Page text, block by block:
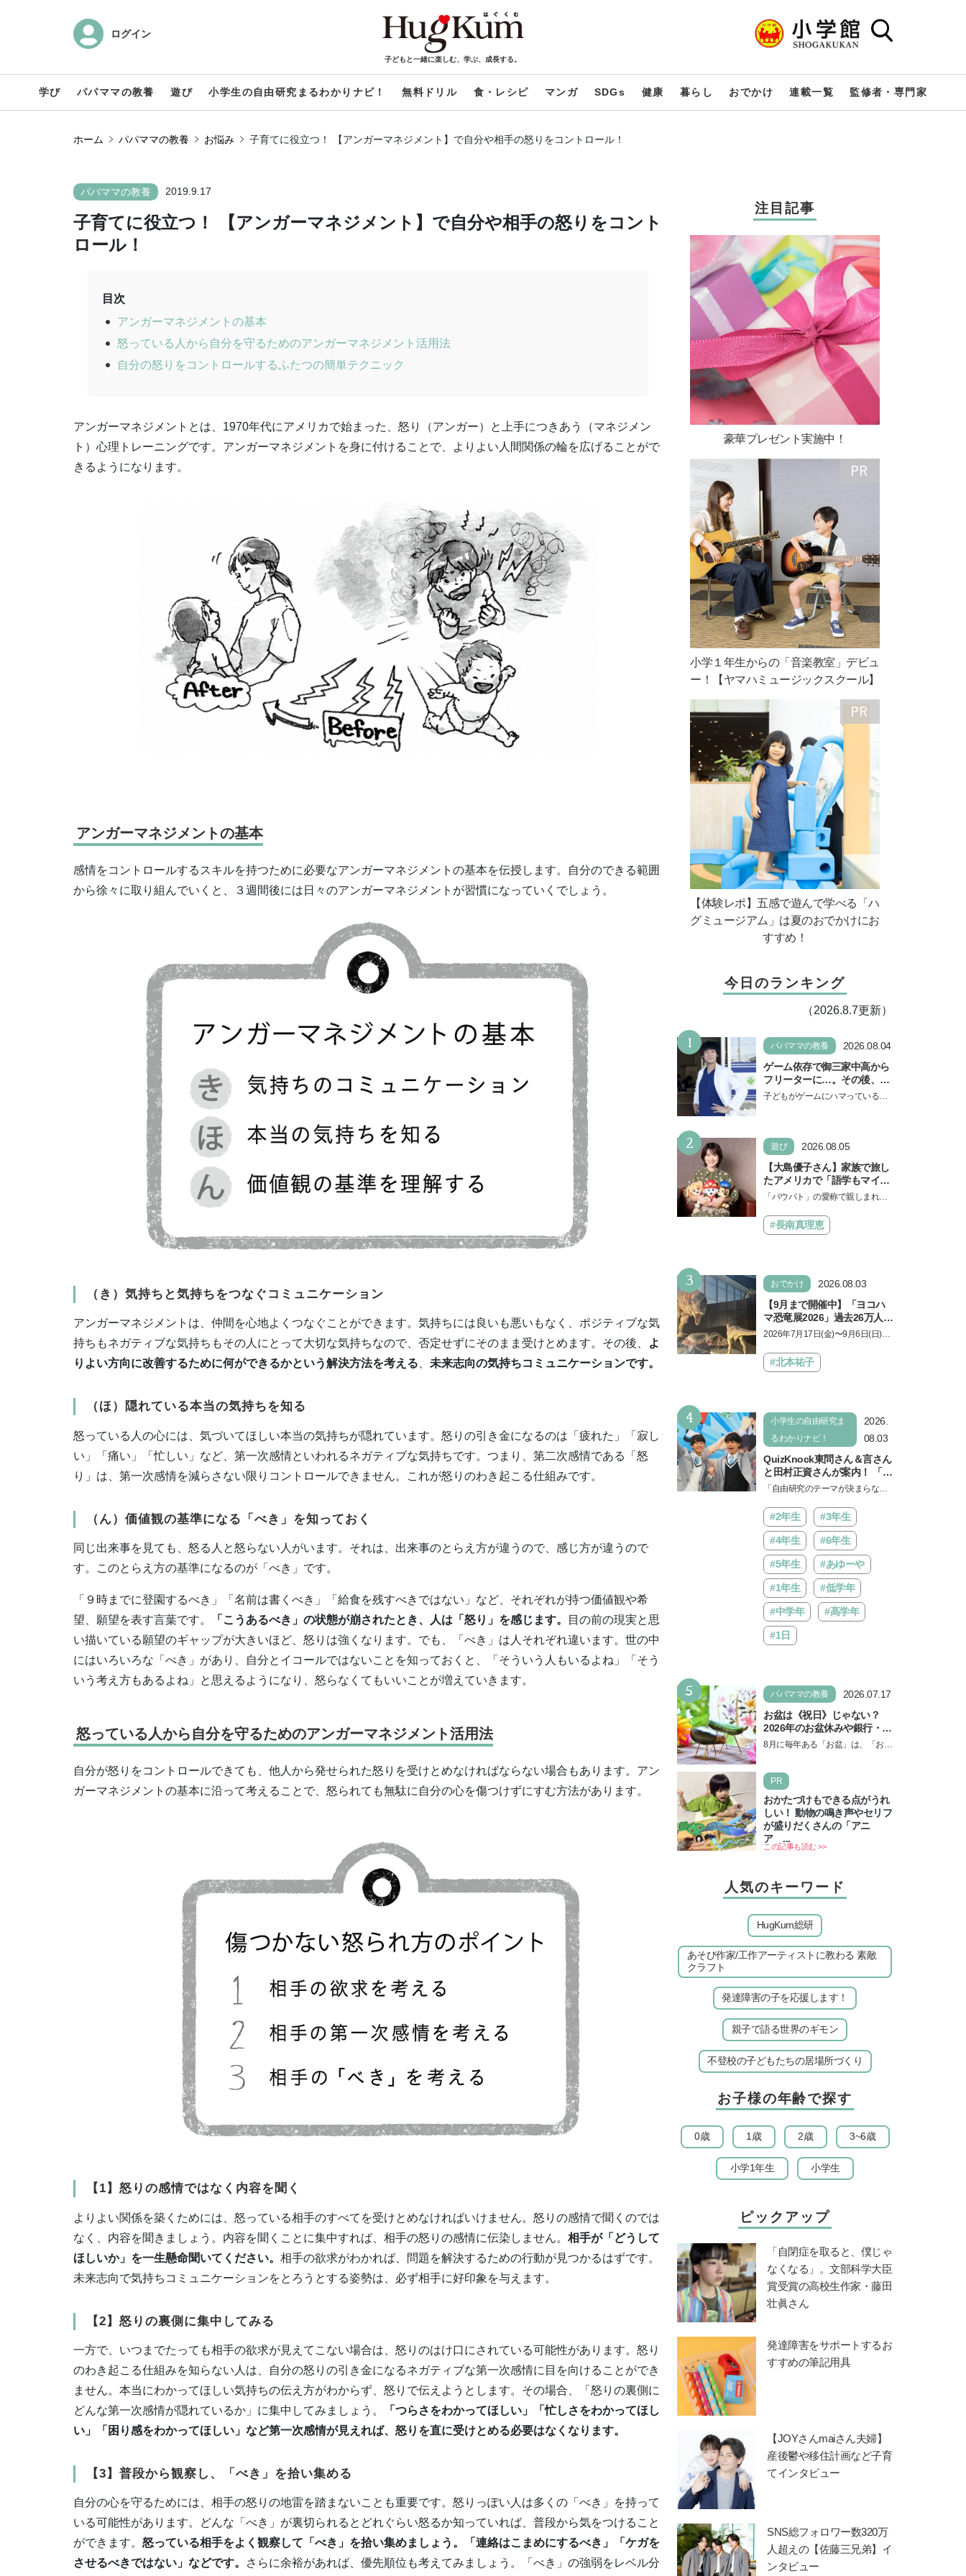
ログイン
子どもと一緒に楽しむ、学ぶ、成長する。
学び パパママの教養 遊び 小学生の自由研究まるわかりナビ！ 無料ドリル 食・レシピ マンガ SDGs 健康 暮らし おでかけ 連載一覧 監修者・専門家
ホーム パパママの教養 お悩み 子育てに役立つ！ 【アンガーマネジメント】で自分や相手の怒りをコントロール！
パパママの教養 2019.9.17
子育てに役立つ！ 【アンガーマネジメント】で自分や相手の怒りをコント
ロール！
目次
アンガーマネジメントの基本
怒っている人から自分を守るためのアンガーマネジメント活用法
自分の怒りをコントロールするふたつの簡単テクニック
アンガーマネジメントとは、1970年代にアメリカで始まった、怒り（アンガー）と上手につきあう（マネジメン
ト）心理トレーニングです。アンガーマネジメントを身に付けることで、よりよい人間関係の輪を広げることがで
きるようになります。
アンガーマネジメントの基本
感情をコントロールするスキルを持つために必要なアンガーマネジメントの基本を伝授します。自分のできる範囲
から徐々に取り組んでいくと、３週間後には日々のアンガーマネジメントが習慣になっていくでしょう。
（き）気持ちと気持ちをつなぐコミュニケーション
アンガーマネジメントは、仲間を心地よくつなぐことができます。気持ちには良いも悪いもなく、ポジティブな気
持ちもネガティブな気持ちもその人にとって大切な気持ちなので、否定せずにそのまま受けとめます。その後、
よ
りよい方向に改善するために何ができるかという解決方法を考える
未来志向の気持ちコミュニケーションです。
（ほ）隠れている本当の気持ちを知る
怒っている人の心には、気づいてほしい本当の気持ちが隠れています。怒りの引き金になるのは「疲れた」「寂し
い」「痛い」「忙しい」など、第一次感情といわれるネガティブな気持ちです。つまり、第二次感情である「怒
り」は、第一次感情を減らさない限りコントロールできません。これが怒りのわき起こる仕組みです。
（ん）価値観の基準になる「べき」を知っておく
同じ出来事を見ても、怒る人と怒らない人がいます。それは、出来事のとらえ方が違うので、感じ方が違うので
す。このとらえ方の基準になるのが「べき」です。
「９時までに登園するべき」「名前は書くべき」「給食を残すべきではない」など、それぞれが持つ価値観や希
望、願望を表す言葉です。
「こうあるべき」の状態が崩されたとき、人は「怒り」を感じます。
目の前の現実と思
い描いている願望のギャップが大きいほど、怒りは強くなります。でも、「べき」は人それぞれ違います。世の中
にはいろいろな「べき」があり、自分とイコールではないことを知っておくと、「そういう人もいるよね」「そう
いう考え方もあるよね」と思えるようになり、怒らなくてもいいことが増えていきます。
怒っている人から自分を守るためのアンガーマネジメント活用法
自分が怒りをコントロールできても、他人から発せられた怒りを受けとめなければならない場合もあります。アン
ガーマネジメントの基本に沿って考えることで、怒られても無駄に自分の心を傷つけずにすむ方法があります。
【1】怒りの感情ではなく内容を聞く
よりよい関係を築くためには、怒っている相手のすべてを受けとめなければいけません。怒りの感情で聞くのでは
なく、内容を聞きましょう。内容を聞くことに集中すれば、相手の怒りの感情に伝染しません。 相手が「どうして
ほしいか」を一生懸命聞いてください。 相手の欲求がわかれば、問題を解決するための行動が見つかるはずです。
未来志向で気持ちコミュニケーションをとろうとする姿勢は、必ず相手に好印象を与えます。
【2】怒りの裏側に集中してみる
一方で、いつまでたっても相手の欲求が見えてこない場合は、怒りのはけ口にされている可能性があります。怒り
のわき起こる仕組みを知らない人は、自分の怒りの引き金になるネガティブな第一次感情に目を向けることができ
ません。本当にわかってほしい気持ちの伝え方がわからず、怒りで伝えようとします。その場合、「怒りの裏側に
どんな第一次感情が隠れているか」に集中してみましょう。
「つらさをわかってほしい」「忙しさをわかってほし
い」「困り感をわかってほしい」など第一次感情が見えれば、怒りを直に受けとめる必要はなくなります。
【3】普段から観察し、「べき」を拾い集める
自分の心を守るためには、相手の怒りの地雷を踏まないことも重要です。怒りっぽい人は多くの「べき」を持って
いる可能性があります。どんな「べき」が裏切られるとどれぐらい怒るか知っていれば、普段から気をつけること
ができます。 怒っている相手をよく観察して「べき」を拾い集めましょう。「連絡はこまめにするべき」「ケガを
させるべきではない」などです。
さらに余裕があれば、優先順位も考えてみましょう。「べき」の強弱をレベル分
注目記事
豪華プレゼント実施中！
小学１年生からの「音楽教室」デビュ
ー！【ヤマハミュージックスクール】
【体験レポ】五感で遊んで学べる「ハ
グミュージアム」は夏のおでかけにお
すすめ！
今日のランキング
（2026.8.7更新）
1 パパママの教養
2026.08.04
ゲーム依存で御三家中高から
フリーターに…。その後、医
学部へ逆転合格した現役医師
子どもがゲームにハマっている
2 遊び
2026.08.05
【大島優子さん】家族で旅し
たアメリカで「語学もマイン
ドも！ 子どもの成長はすごか
『パウ・パトロール ザ・ダイ
ノ・ムービー』ではあきらめ
「パウパト」の愛称で親しまれる
の劇場版シリーズ第3弾、映画『パ
ウ・パトロール ザ…
#長南真理恵
3 おでかけ
2026.08.03
【9月まで開催中】「ヨコハ
マ恐竜展2026」過去26万人を
動員した恐竜展が9年ぶりに
しむポイントを完全ガイド
2026年7月17日(金)〜9月6日(日)、
「ヨコハマ恐竜展2026〜恐竜の食
卓大図鑑〜」が開催…
#北本祐子
4
小学生の自由研究ま
るわかりナビ！
2026.
08.03
QuizKnock東問さん＆言さん
と田村正資さんが案内！ 「よ
みうりランド」で遊びながら
ントが開催
「自由研究のテーマが決まらな
ントをくれるイベントが、よみう
りランド「グッジョバ!!…
#2年生 #3年生
#4年生 #6年生
#5年生 #あゆーや
#1年生 #低学年
#中学年 #高学年
#1日
5 パパママの教養
2026.07.17
お盆は《祝日》じゃない？
2026年のお盆休みや銀行・役
所の営業や交通機関情報も紹
8月に毎年ある「お盆」は、「お盆
ずは2026年のお盆…
PR
おかたづけもできる点がうれ
しい！ 動物の鳴き声やセリフ
が盛りだくさんの「アニ
ア ...
この記事も読む >>
人気のキーワード
HugKum総研
あそび作家/工作アーティストに教わる 素敵
クラフト
発達障害の子を応援します！
親子で語る世界のギモン
不登校の子どもたちの居場所づくり
お子様の年齢で探す
0歳 1歳 2歳 3~6歳
小学1年生 小学生
ピックアップ
「自閉症を取ると、僕じゃ
なくなる」。文部科学大臣
賞受賞の高校生作家・藤田
壮眞さん
発達障害をサポートするお
すすめの筆記用具
【JOYさんmaiさん夫婦】
産後鬱や移住計画など子育
てインタビュー
SNS総フォロワー数320万
人超えの【佐藤三兄弟】イ
ンタビュー